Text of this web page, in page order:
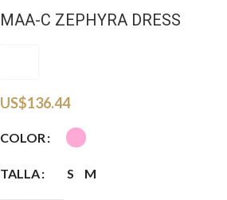
MAA-C ZEPHYRA DRESS
US$136.44
COLOR
TALLA S M